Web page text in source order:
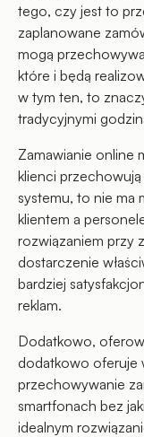
tego, czy jest to
zaplanowane
mogą
które i będą
w tym ten, to
tradycyjnymi
Zamawianie online
klienci
systemu, to nie ma
klientem a
rozwiązaniem przy
dostarczenie
bardziej
reklam.
Dodatkowo,
dodatkowo oferuje
przechowywanie
smartfonach bez
idealnym